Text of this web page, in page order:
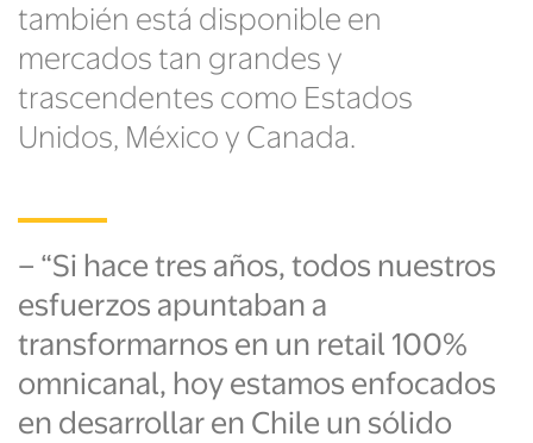
también está disponible en
mercados tan grandes y
trascendentes como Estados
Unidos, México y Canada.
– “Si hace tres años, todos nuestros
esfuerzos apuntaban a
transformarnos en un retail 100%
omnicanal, hoy estamos enfocados
en desarrollar en Chile un sólido